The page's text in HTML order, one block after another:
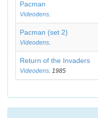
Pacman
Videodens.
Pacman (set 2)
Videodens.
Return of the Invaders
Videodens. 1985